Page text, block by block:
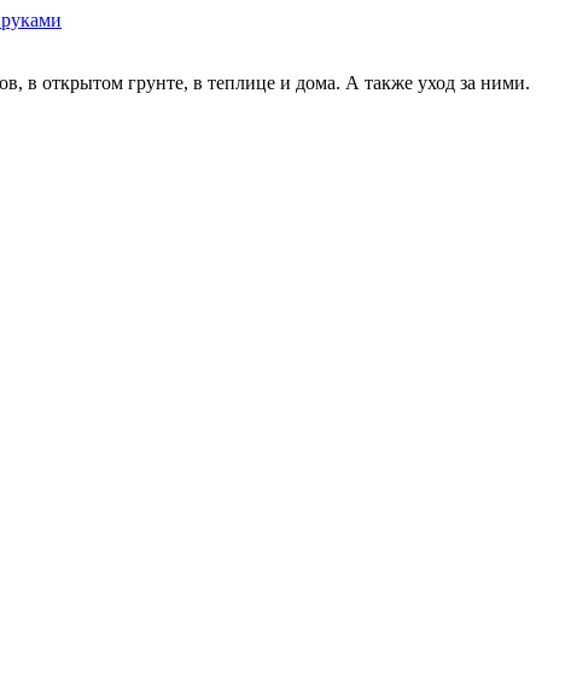
в открытом грунте, в теплице и дома. А также уход за ними.